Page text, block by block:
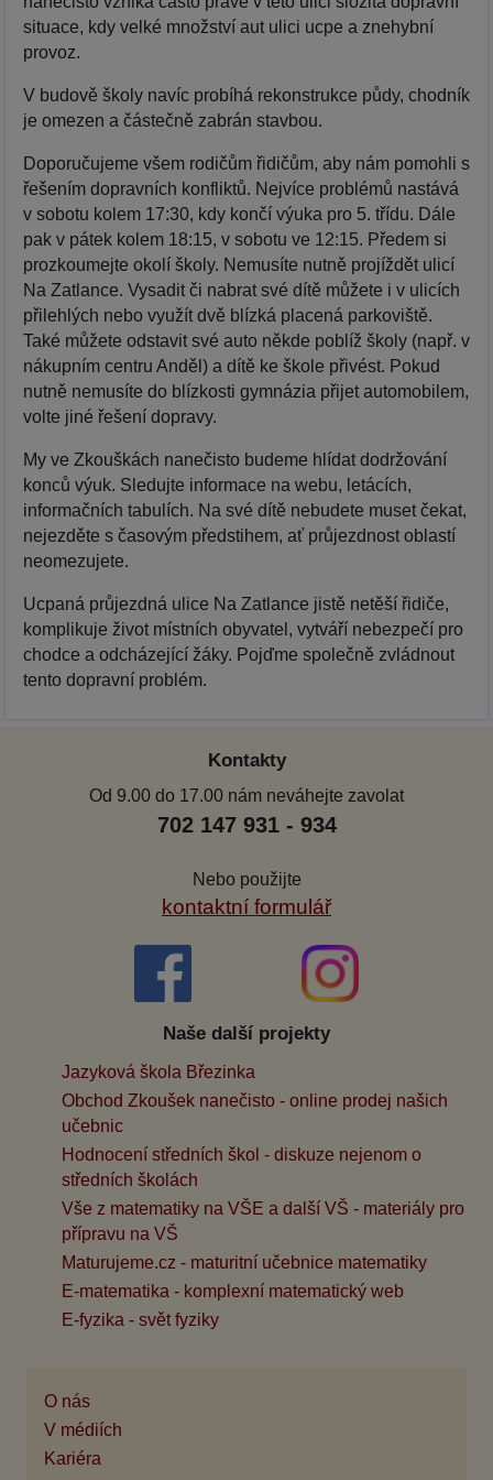
situace, kdy velké množství aut ulici ucpe a znehybní
provoz.
V budově školy navíc probíhá rekonstrukce půdy, chodník
je omezen a částečně zabrán stavbou.
Doporučujeme všem rodičům řidičům, aby nám pomohli s
řešením dopravních konfliktů. Nejvíce problémů nastává
v sobotu kolem 17:30, kdy končí výuka pro 5. třídu. Dále
pak v pátek kolem 18:15, v sobotu ve 12:15. Předem si
prozkoumejte okolí školy. Nemusíte nutně projíždět ulicí
Na Zatlance. Vysadit či nabrat své dítě můžete i v ulicích
přilehlých nebo využít dvě blízká placená parkoviště.
Také můžete odstavit své auto někde poblíž školy (např. v
nákupním centru Anděl) a dítě ke škole přivést. Pokud
nutně nemusíte do blízkosti gymnázia přijet automobilem,
volte jiné řešení dopravy.
My ve Zkouškách nanečisto budeme hlídat dodržování
konců výuk. Sledujte informace na webu, letácích,
informačních tabulích. Na své dítě nebudete muset čekat,
nejezděte s časovým předstihem, ať průjezdnost oblastí
neomezujete.
Ucpaná průjezdná ulice Na Zatlance jistě netěší řidiče,
komplikuje život místních obyvatel, vytváří nebezpečí pro
chodce a odcházející žáky. Pojďme společně zvládnout
tento dopravní problém.
Kontakty
Od 9.00 do 17.00 nám neváhejte zavolat
702 147 931 - 934
Nebo použijte
kontaktní formulář
Naše další projekty
Jazyková škola Březinka
Obchod Zkoušek nanečisto - online prodej našich
učebnic
Hodnocení středních škol - diskuze nejenom o
středních školách
Vše z matematiky na VŠE a další VŠ - materiály pro
přípravu na VŠ
Maturujeme.cz - maturitní učebnice matematiky
E-matematika - komplexní matematický web
E-fyzika - svět fyziky
O nás
V médiích
Kariéra